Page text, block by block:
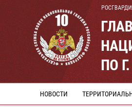
ПО
НОВОСТИ